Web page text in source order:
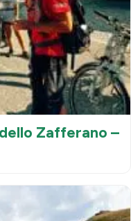
Zafferano –